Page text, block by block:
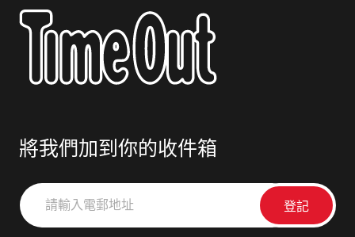
將我們加到你的收件箱
請
輸